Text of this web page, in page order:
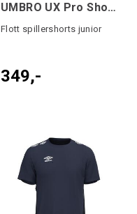
UMBRO UX Pro Shorts Jr
Flott spillershorts junior
349,-